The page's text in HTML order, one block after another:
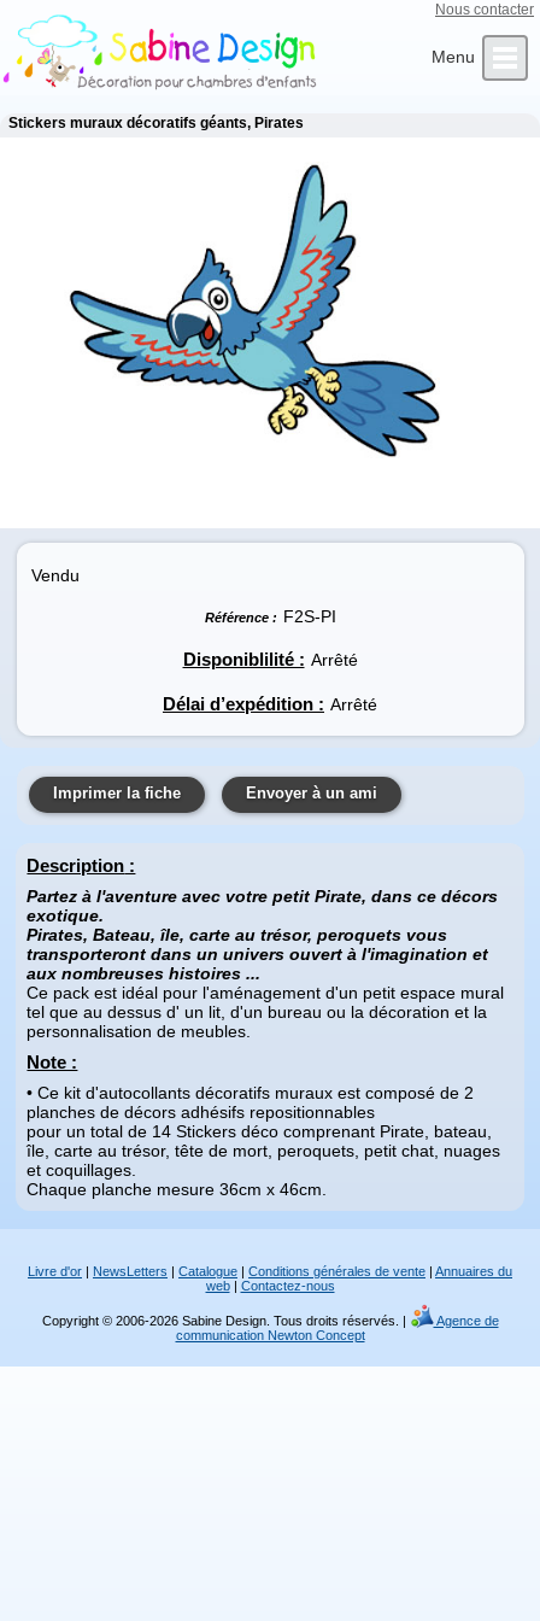
Nous contacter
Accueil
Qui sommes-nous ?
L’Artiste
Infos Clients
Contact
Stickers muraux décoratifs géants, Pirates
Vendu
Référence : F2S-PI
Disponiblilité : Arrêté
Délai d’expédition : Arrêté
Imprimer la fiche Envoyer à un ami
Description :
Partez à l'aventure avec votre petit Pirate, dans ce décors
exotique.
Pirates, Bateau, île, carte au trésor, peroquets vous
transporteront dans un univers ouvert à l'imagination et
aux nombreuses histoires ...
Ce pack est idéal pour l'aménagement d'un petit espace mural
tel que au dessus d' un lit, d'un bureau ou la décoration et la
personnalisation de meubles.
Note :
• Ce kit d'autocollants décoratifs muraux est composé de 2
planches de décors adhésifs repositionnables
pour un total de 14 Stickers déco comprenant Pirate, bateau,
île, carte au trésor, tête de mort, peroquets, petit chat, nuages
et coquillages.
Chaque planche mesure 36cm x 46cm.
Livre d'or | NewsLetters | Catalogue | Conditions générales de vente | Annuaires du
web| Contactez-nous
Copyright © 2006-2026 Sabine Design. Tous droits réservés. |
Agence de
communication Newton Concept